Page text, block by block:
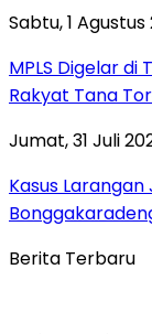
Sabtu, 1
MPLS Digelar di
Rakyat Tana
Jumat, 31 Juli
Kasus Larangan
Berita Terbaru